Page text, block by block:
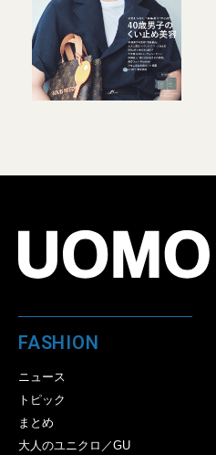
FASHION
ニュース
トピック
まとめ
大人のユニクロ／GU